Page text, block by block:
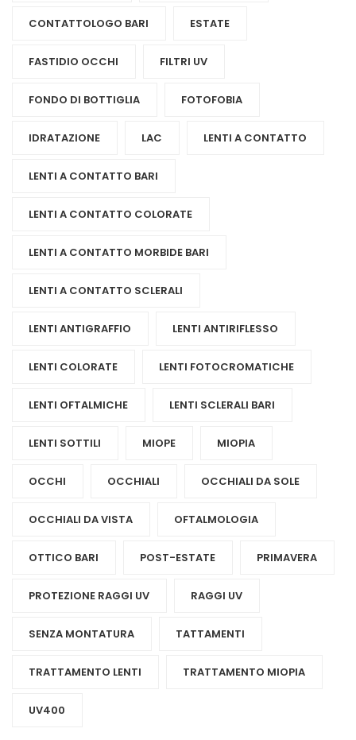
CONTATTOLOGO BARI ESTATE
FASTIDIO OCCHI FILTRI UV
FONDO DI BOTTIGLIA FOTOFOBIA
IDRATAZIONE LAC LENTI A CONTATTO
LENTI A CONTATTO BARI
LENTI A CONTATTO COLORATE
LENTI A CONTATTO MORBIDE BARI
LENTI A CONTATTO SCLERALI
LENTI ANTIGRAFFIO LENTI ANTIRIFLESSO
LENTI COLORATE LENTI FOTOCROMATICHE
LENTI OFTALMICHE LENTI SCLERALI BARI
LENTI SOTTILI MIOPE MIOPIA
OCCHI OCCHIALI OCCHIALI DA SOLE
OCCHIALI DA VISTA OFTALMOLOGIA
OTTICO BARI POST-ESTATE PRIMAVERA
PROTEZIONE RAGGI UV RAGGI UV
SENZA MONTATURA TATTAMENTI
TRATTAMENTO LENTI TRATTAMENTO MIOPIA
UV400